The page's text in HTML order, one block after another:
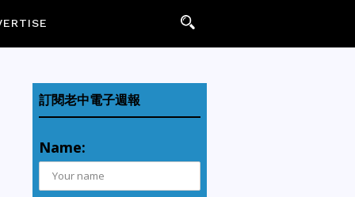
訂閱老中電子週報
Name: